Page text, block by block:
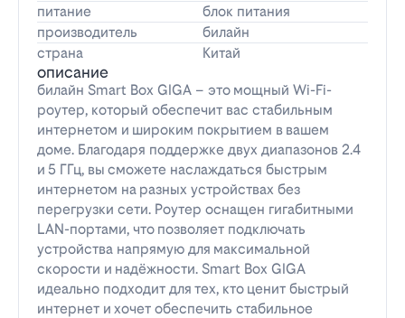
питание
блок питания
производитель
билайн
страна
Китай
описание
билайн Smart Box GIGA – это мощный Wi-Fi-
роутер, который обеспечит вас стабильным
интернетом и широким покрытием в вашем
доме. Благодаря поддержке двух диапазонов 2.4
и 5 ГГц, вы сможете наслаждаться быстрым
интернетом на разных устройствах без
перегрузки сети. Роутер оснащен гигабитными
LAN-портами, что позволяет подключать
устройства напрямую для максимальной
скорости и надёжности. Smart Box GIGA
идеально подходит для тех, кто ценит быстрый
интернет и хочет обеспечить стабильное